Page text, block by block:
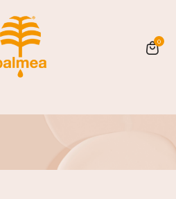
0